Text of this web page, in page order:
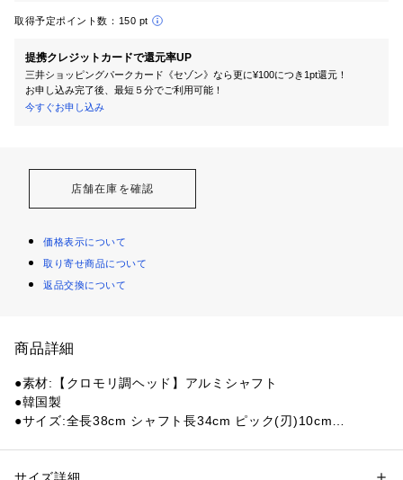
取得予定ポイント数： 150 pt
提携クレジットカードで還元率UP
三井ショッピングパークカード《セゾン》なら更に¥100につき1pt還元！
お申し込み完了後、最短５分でご利用可能！
今すぐお申し込み
店舗在庫を確認
価格表示について
取り寄せ商品について
返品交換について
商品詳細
●素材:【クロモリ調ヘッド】アルミシャフト
●韓国製
●サイズ:全長38cm シャフト長34cm ピック(刃)10cm